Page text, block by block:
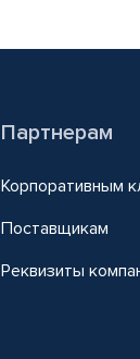
Партнерам
Корпоративным
Поставщикам
Реквизиты